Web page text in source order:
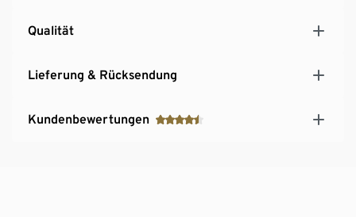
Qualität
Lieferung & Rücksendung
Kundenbewertungen